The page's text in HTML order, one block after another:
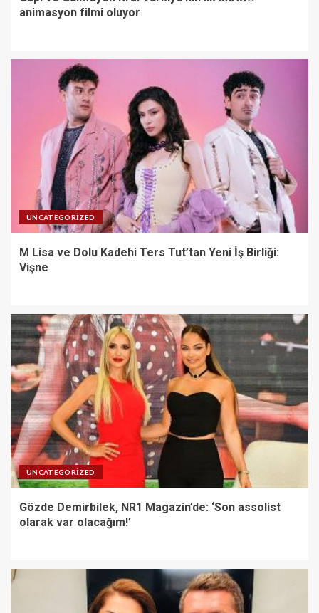
animasyon filmi oluyor
UNCATEGORIZED
M Lisa ve Dolu Kadehi Ters Tut’tan Yeni İş Birliği:
Vişne
UNCATEGORIZED
Gözde Demirbilek, NR1 Magazin’de: ‘Son assolist
olarak var olacağım!’